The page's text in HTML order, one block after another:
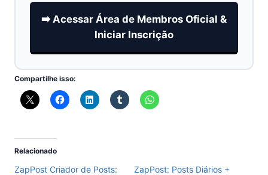
➡️ Acessar Área de Membros Oficial &
Iniciar Inscrição
Compartilhe isso:
Relacionado
ZapPost Criador de Posts:
ZapPost: Posts Diários +